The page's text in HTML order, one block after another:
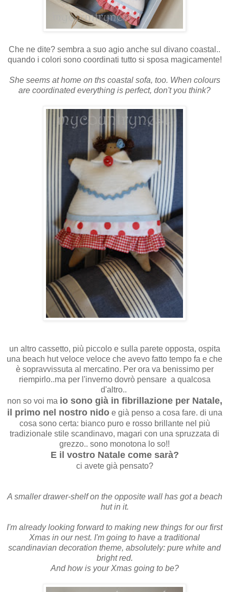
Che ne dite? sembra a suo agio anche sul divano coastal..
quando i colori sono coordinati tutto si sposa magicamente!
She seems at home on ths coastal sofa, too. When colours
are coordinated everything is perfect, don't you think?
un altro cassetto, più piccolo e sulla parete opposta, ospita
una beach hut veloce veloce che avevo fatto tempo fa e che
è sopravvissuta al mercatino. Per ora va benissimo per
riempirlo..ma per l'inverno dovrò pensare a qualcosa
d'altro..
non so voi ma io sono già in fibrillazione per Natale,
il primo nel nostro nido e già penso a cosa fare. di una
cosa sono certa: bianco puro e rosso brillante nel più
tradizionale stile scandinavo, magari con una spruzzata di
grezzo.. sono monotona lo so!!
E il vostro Natale come sarà?
ci avete già pensato?
A smaller drawer-shelf on the opposite wall has got a beach
hut in it.
I'm already looking forward to making new things for our first
Xmas in our nest. I'm going to have a traditional
scandinavian decoration theme, absolutely: pure white and
bright red.
And how is your Xmas going to be?